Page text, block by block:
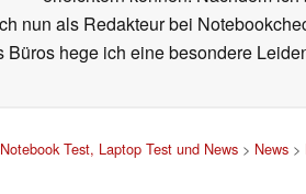
nun als Redakteur bei
Büros hege ich eine besondere
Notebook Test, Laptop Test und News> News>